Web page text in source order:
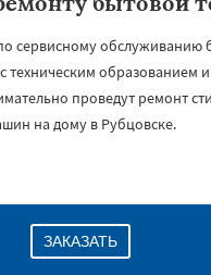
сервисному обслуживанию
техническим образованием
проведут ремонт
на дому в Рубцовске.
ЗАКАЗАТЬ